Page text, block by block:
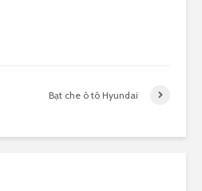
Bạt che ô tô Hyundai